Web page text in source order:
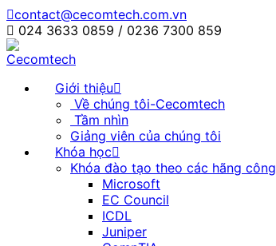
contact@cecomtech.com.vn
024 3633 0859 / 0236 7300 859
Giới thiệu
Về chúng tôi-Cecomtech
Tầm nhìn
Giảng viên của chúng tôi
Khóa học
Khóa đào tạo theo các hãng
Microsoft
EC Council
ICDL
Juniper